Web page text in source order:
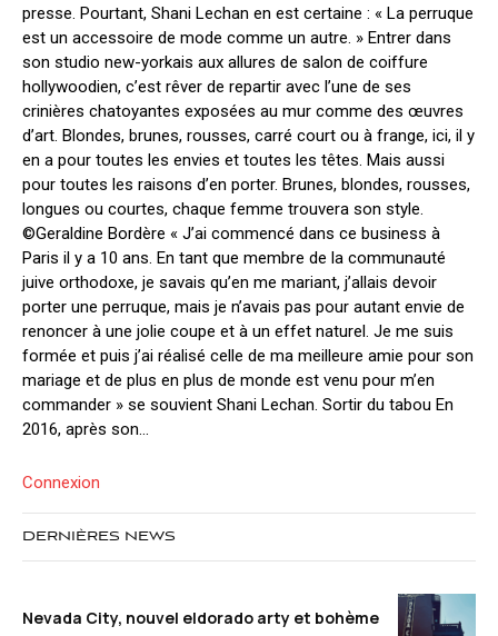
presse. Pourtant, Shani Lechan en est certaine : « La perruque
est un accessoire de mode comme un autre. » Entrer dans
son studio new-yorkais aux allures de salon de coiffure
hollywoodien, c’est rêver de repartir avec l’une de ses
crinières chatoyantes exposées au mur comme des œuvres
d’art. Blondes, brunes, rousses, carré court ou à frange, ici, il y
en a pour toutes les envies et toutes les têtes. Mais aussi
pour toutes les raisons d’en porter. Brunes, blondes, rousses,
longues ou courtes, chaque femme trouvera son style.
©Geraldine Bordère « J’ai commencé dans ce business à
Paris il y a 10 ans. En tant que membre de la communauté
juive orthodoxe, je savais qu’en me mariant, j’allais devoir
porter une perruque, mais je n’avais pas pour autant envie de
renoncer à une jolie coupe et à un effet naturel. Je me suis
formée et puis j’ai réalisé celle de ma meilleure amie pour son
mariage et de plus en plus de monde est venu pour m’en
commander » se souvient Shani Lechan. Sortir du tabou En
2016, après son...
Connexion
DERNIÈRES NEWS
Nevada City, nouvel eldorado arty et bohème